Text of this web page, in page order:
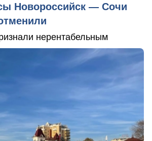
Новороссийск — Сочи
нерентабельным